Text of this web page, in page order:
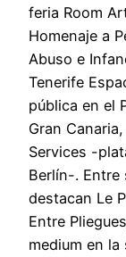
feria Room
Homenaje a
Abuso e
Tenerife
pública en el
Gran
Services -
Berlín-. Entre
destacan Le
Entre
medium en